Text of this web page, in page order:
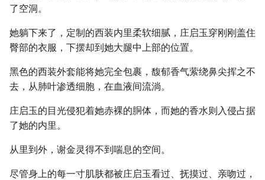
了空洞。
她躺下来了，定制的西装内里柔软细腻，庄启玉穿刚刚盖住
臀部的衣服，下摆却到她大腿中上部的位置。
黑色的西装外套能将她完全包裹，馥郁香气萦绕鼻尖挥之不
去，从肺叶渗透细胞，在血液间流淌。
庄启玉的目光侵犯着她赤裸的胴体，而她的香水则入侵占据
了她的内里。
从里到外，谢金灵得不到喘息的空间。
尽管身上的每一寸肌肤都被庄启玉看过、抚摸过、亲吻过，